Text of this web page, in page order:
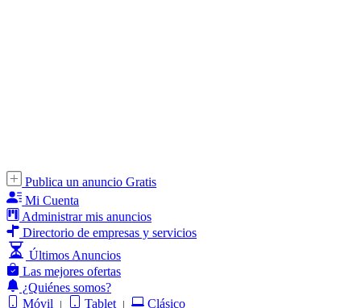
Publica un anuncio Gratis
Mi Cuenta
Administrar mis anuncios
Directorio de empresas y servicios
Últimos Anuncios
Las mejores ofertas
¿Quiénes somos?
Móvil
| Tablet | Clásico